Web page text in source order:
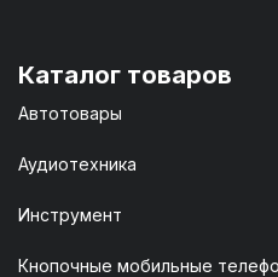
Каталог товаров
Автотовары
Аудиотехника
Инструмент
Кнопочные мобильные